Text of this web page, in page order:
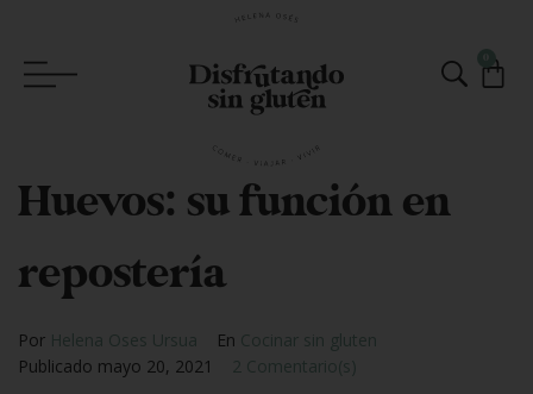
Huevos: su función en
repostería
Por Helena Oses Ursua En Cocinar sin gluten
Publicado mayo 20, 2021 2 Comentario(s)